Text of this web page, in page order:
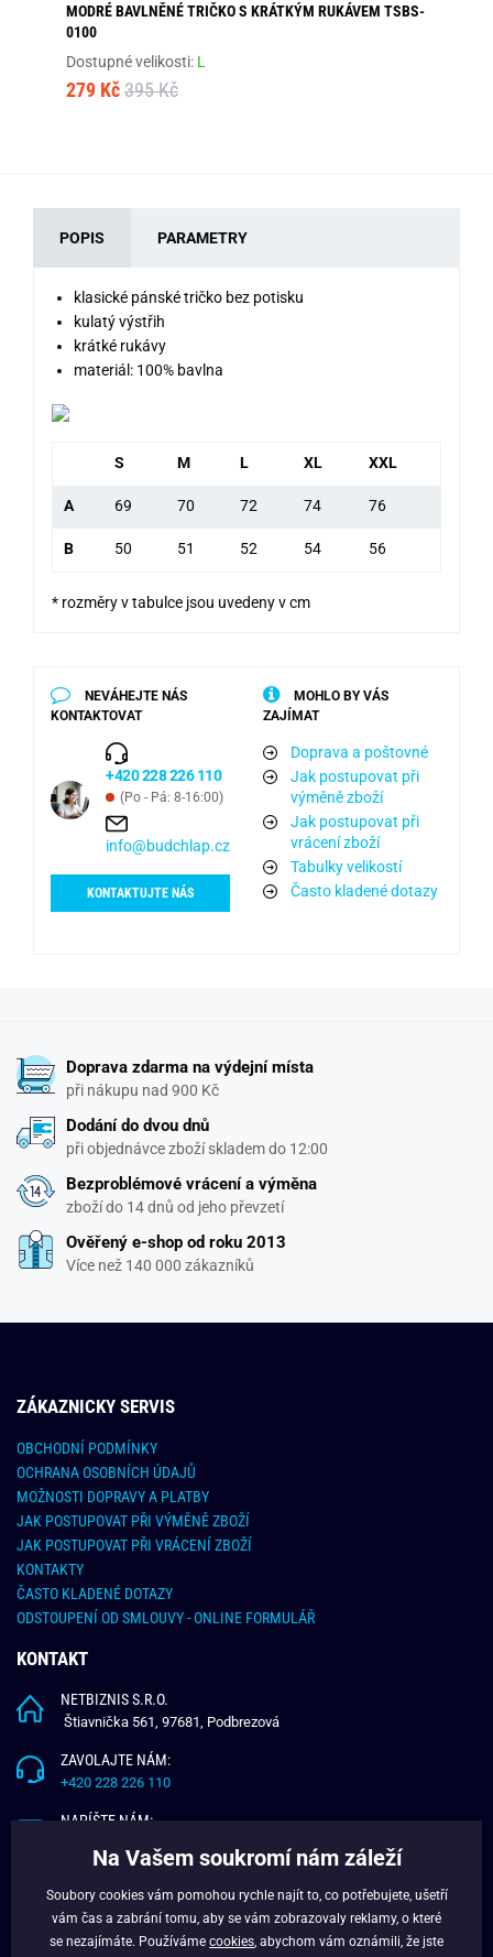
MODRÉ BAVLNĚNÉ TRIČKO S KRÁTKÝM RUKÁVEM TSBS-
0100
Dostupné velikosti: L
279 Kč 395 Kč
POPIS PARAMETRY
klasické pánské tričko bez potisku
kulatý výstřih
krátké rukávy
materiál: 100% bavlna
S M L XL XXL
A 69 70 72 74 76
B 50 51 52 54 56
* rozměry v tabulce jsou uvedeny v cm
NEVÁHEJTE NÁS
KONTAKTOVAT
+420 228 226 110
(Po - Pá: 8-16:00)
info@budchlap.cz
KONTAKTUJTE NÁS
MOHLO BY VÁS
ZAJÍMAT
Doprava a poštovné
Jak postupovat při
výměně zboží
Jak postupovat při
vrácení zboží
Tabulky velikostí
Často kladené dotazy
Doprava zdarma na výdejní místa
při nákupu nad 900 Kč
Dodání do dvou dnů
při objednávce zboží skladem do 12:00
Bezproblémové vrácení a výměna
zboží do 14 dnů od jeho převzetí
Ověřený e-shop od roku 2013
Více než 140 000 zákazníků
ZÁKAZNICKY SERVIS
OBCHODNÍ PODMÍNKY
OCHRANA OSOBNÍCH ÚDAJŮ
MOŽNOSTI DOPRAVY A PLATBY
JAK POSTUPOVAT PŘI VÝMĚNĚ ZBOŽÍ
JAK POSTUPOVAT PŘI VRÁCENÍ ZBOŽÍ
KONTAKTY
ČASTO KLADENÉ DOTAZY
ODSTOUPENÍ OD SMLOUVY - ONLINE FORMULÁŘ
KONTAKT
NETBIZNIS S.R.O.
Štiavnička 561, 97681, Podbrezová
ZAVOLAJTE NÁM:
+420 228 226 110
NAPÍŠTE NÁM:
O NÁS
VĚRNOSTNÍ PROGRAM
Na Vašem soukromí nám záleží
Soubory cookies vám pomohou rychle najít to, co potřebujete, ušetří
vám čas a zabrání tomu, aby se vám zobrazovaly reklamy, o které
se nezajímáte. Používáme cookies , abychom vám oznámili, že jste